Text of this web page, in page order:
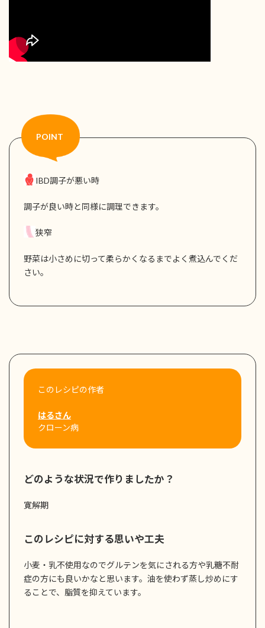
IBD調子が悪い時
調子が良い時と同様に調理できます。
狭窄
野菜は小さめに切って柔らかくなるまでよく煮込んでくだ
さい。
このレシピの作者
はるさん
クローン病
どのような状況で作りましたか？
寛解期
このレシピに対する思いや工夫
小麦・乳不使用なのでグルテンを気にされる方や乳糖不耐
症の方にも良いかなと思います。油を使わず蒸し炒めにす
ることで、脂質を抑えています。